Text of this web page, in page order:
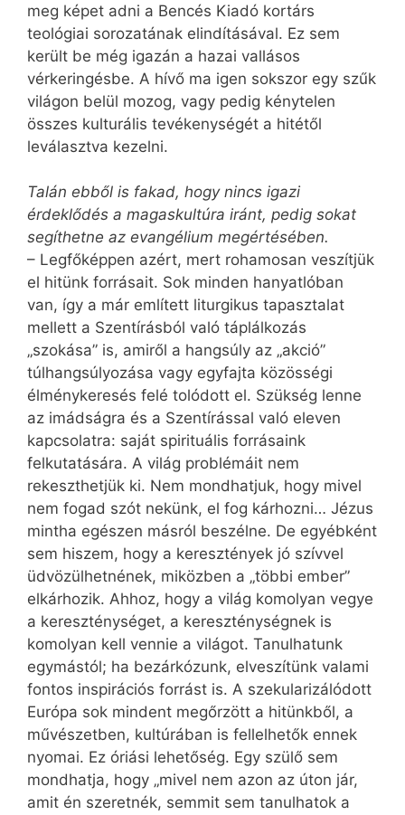
meg képet adni a Bencés Kiadó kortárs
teológiai sorozatának elindításával. Ez sem
került be még igazán a hazai vallásos
vérkeringésbe. A hívő ma igen sokszor egy szűk
világon belül mozog, vagy pedig kénytelen
összes kulturális tevékenységét a hitétől
leválasztva kezelni.
Talán ebből is fakad, hogy nincs igazi
érdeklődés a magaskultúra iránt, pedig sokat
segíthetne az evangélium megértésében.
– Legfőképpen azért, mert rohamosan veszítjük
el hitünk forrásait. Sok minden hanyatlóban
van, így a már említett liturgikus tapasztalat
mellett a Szentírásból való táplálkozás
„szokása” is, amiről a hangsúly az „akció”
túlhangsúlyozása vagy egyfajta közösségi
élménykeresés felé tolódott el. Szükség lenne
az imádságra és a Szentírással való eleven
kapcsolatra: saját spirituális forrásaink
felkutatására. A világ problémáit nem
rekeszthetjük ki. Nem mondhatjuk, hogy mivel
nem fogad szót nekünk, el fog kárhozni… Jézus
mintha egészen másról beszélne. De egyébként
sem hiszem, hogy a keresztények jó szívvel
üdvözülhetnének, miközben a „többi ember”
elkárhozik. Ahhoz, hogy a világ komolyan vegye
a kereszténységet, a kereszténységnek is
komolyan kell vennie a világot. Tanulhatunk
egymástól; ha bezárkózunk, elveszítünk valami
fontos inspirációs forrást is. A szekularizálódott
Európa sok mindent megőrzött a hitünkből, a
művészetben, kultúrában is fellelhetők ennek
nyomai. Ez óriási lehetőség. Egy szülő sem
mondhatja, hogy „mivel nem azon az úton jár,
amit én szeretnék, semmit sem tanulhatok a